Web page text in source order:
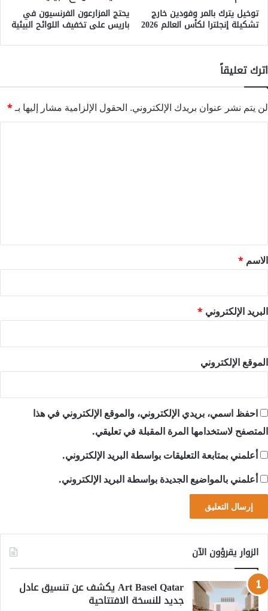
توخيل يترك بالمر وفودين خارج
تشكيلة إنجلترا لكأس العالم 2026
يحتج المزارعون الفرنسيون في
باريس على تخفيف اللوائح البيئية
اترك تعليقاً
لن يتم نشر عنوان بريدك الإلكتروني. الحقول الإلزامية مشار إليها بـ*
*
الاسم *
البريد الإلكتروني *
الموقع الإلكتروني
احفظ اسمي، بريدي الإلكتروني، والموقع الإلكتروني في هذا
المتصفح لاستخدامها المرة المقبلة في تعليقي.
أعلمني بمتابعة التعليقات بواسطة البريد الإلكتروني.
أعلمني بالمواضيع الجديدة بواسطة البريد الإلكتروني.
الزوار يقرؤون الآن
Art Basel Qatar يكشف عن تنسيق عادل
جديد للنسخة الافتتاحية